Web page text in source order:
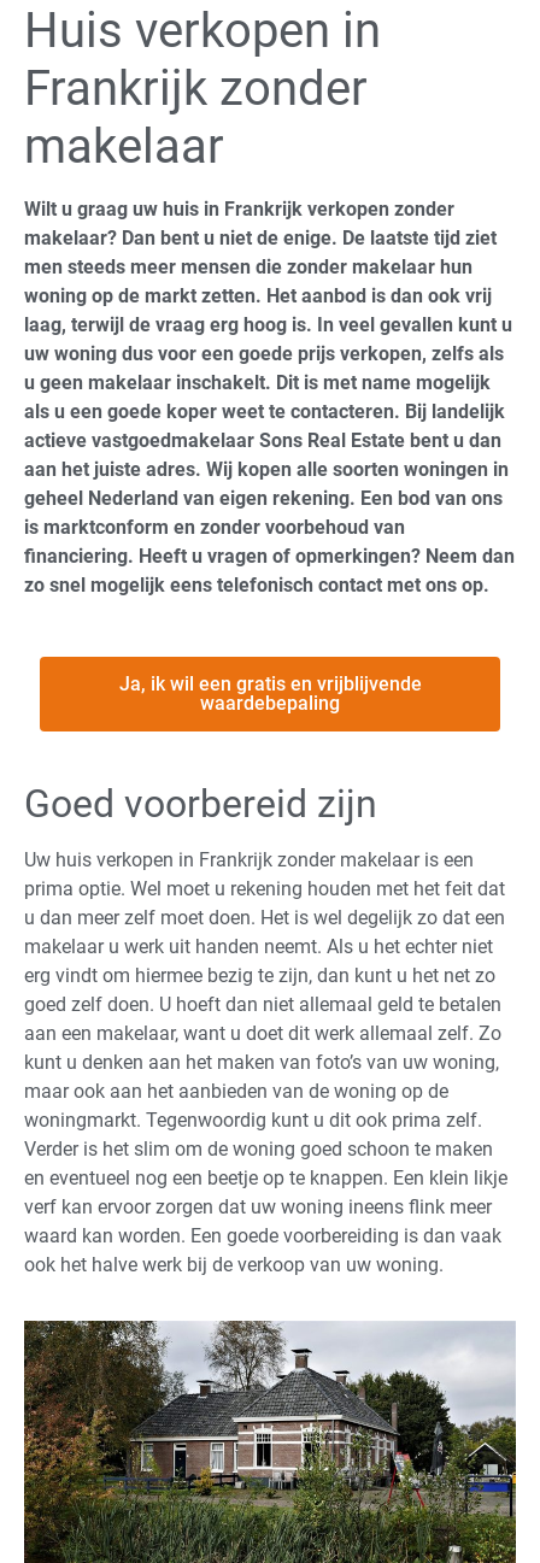
Huis verkopen in
Frankrijk zonder
makelaar
Wilt u graag uw huis in Frankrijk verkopen zonder
makelaar? Dan bent u niet de enige. De laatste tijd ziet
men steeds meer mensen die zonder makelaar hun
woning op de markt zetten. Het aanbod is dan ook vrij
laag, terwijl de vraag erg hoog is. In veel gevallen kunt u
uw woning dus voor een goede prijs verkopen, zelfs als
u geen makelaar inschakelt. Dit is met name mogelijk
als u een goede koper weet te contacteren. Bij landelijk
actieve vastgoedmakelaar Sons Real Estate bent u dan
aan het juiste adres. Wij kopen alle soorten woningen in
geheel Nederland van eigen rekening. Een bod van ons
is marktconform en zonder voorbehoud van
financiering. Heeft u vragen of opmerkingen? Neem dan
zo snel mogelijk eens telefonisch contact met ons op.
Ja, ik wil een gratis en vrijblijvende
waardebepaling
Goed voorbereid zijn
Uw huis verkopen in Frankrijk zonder makelaar is een
prima optie. Wel moet u rekening houden met het feit dat
u dan meer zelf moet doen. Het is wel degelijk zo dat een
makelaar u werk uit handen neemt. Als u het echter niet
erg vindt om hiermee bezig te zijn, dan kunt u het net zo
goed zelf doen. U hoeft dan niet allemaal geld te betalen
aan een makelaar, want u doet dit werk allemaal zelf. Zo
kunt u denken aan het maken van foto’s van uw woning,
maar ook aan het aanbieden van de woning op de
woningmarkt. Tegenwoordig kunt u dit ook prima zelf.
Verder is het slim om de woning goed schoon te maken
en eventueel nog een beetje op te knappen. Een klein likje
verf kan ervoor zorgen dat uw woning ineens flink meer
waard kan worden. Een goede voorbereiding is dan vaak
ook het halve werk bij de verkoop van uw woning.